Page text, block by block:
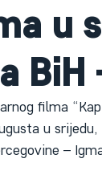
u
filma
u
–